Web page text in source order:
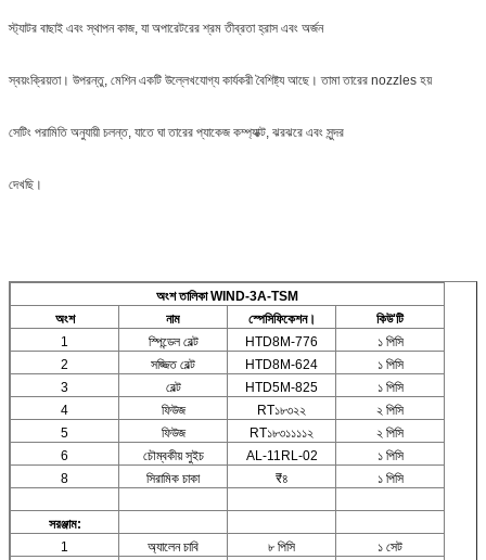
স্ট্যাটর বাছাই এবং স্থাপন কাজ, যা অপারেটরের শ্রম তীব্রতা হ্রাস এবং অর্জন
স্বয়ংক্রিয়তা। উপরন্তু, মেশিন একটি উল্লেখযোগ্য কার্যকরী বৈশিষ্ট্য আছে। তামা তারের nozzles হয়
সেটিং পরামিতি অনুযায়ী চলন্ত, যাতে ঘা তারের প্যাকেজ কম্প্যাক্ট, ঝরঝরে এবং সুন্দর
দেখছি।
অংশ তালিকা WIND-3A-TSM
অংশ
নাম স্পেসিফিকেশন।
কিউ'টি
1
স্পিন্ডেল বেল্ট HTD8M-776
১ পিসি
2
সজ্জিত বেল্ট HTD8M-624
১ পিসি
3
বেল্ট HTD5M-825
১ পিসি
4
ফিউজ RT১৮৩২২
২ পিসি
5
ফিউজ RT১৮৩১১১১২
২ পিসি
6
চৌম্বকীয় সুইচ AL-11RL-02
১ পিসি
8
সিরামিক চাকা ₹৪ ১ পিসি
সরঞ্জাম:
1
অ্যালেন চাবি ৮ পিসি
১ সেট